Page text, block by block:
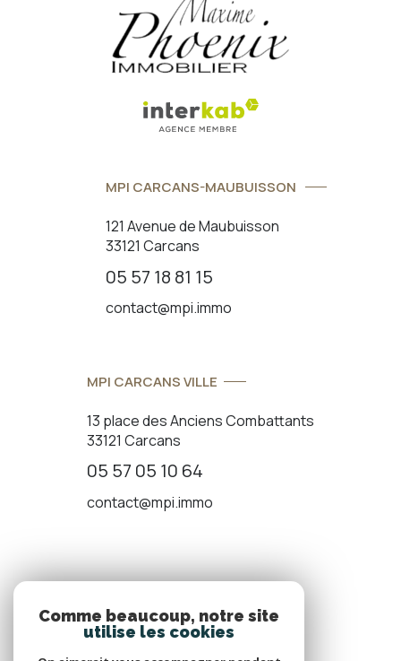
MPI CARCANS-MAUBUISSON
121 Avenue de Maubuisson
33121 Carcans
05 57 18 81 15
contact@mpi.immo
MPI CARCANS VILLE
13 place des Anciens Combattants
33121 Carcans
05 57 05 10 64
contact@mpi.immo
ADHÉRENTS
Nous adhérons
Comme beaucoup, notre site
utilise les cookies